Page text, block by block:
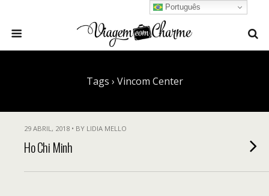
Tags › Vincom Center
29 ABRIL, 2018 • BY LIDIA MELLO
Ho Chi Minh
Português